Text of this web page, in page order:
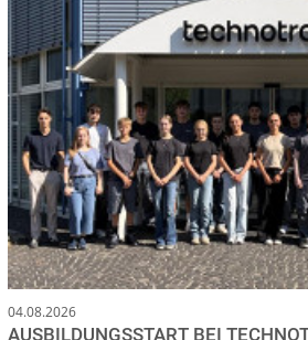
04.08.2026
AUSBILDUNGSSTART BEI